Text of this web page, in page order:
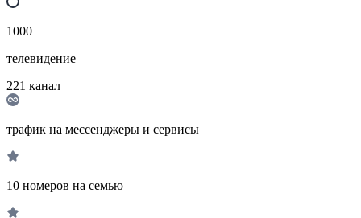
1000
телевидение
221 канал
трафик на мессенджеры и сервисы
10 номеров на семью